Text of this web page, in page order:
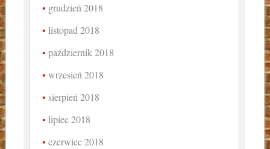
grudzień 2018
listopad 2018
październik 2018
wrzesień 2018
sierpień 2018
lipiec 2018
czerwiec 2018